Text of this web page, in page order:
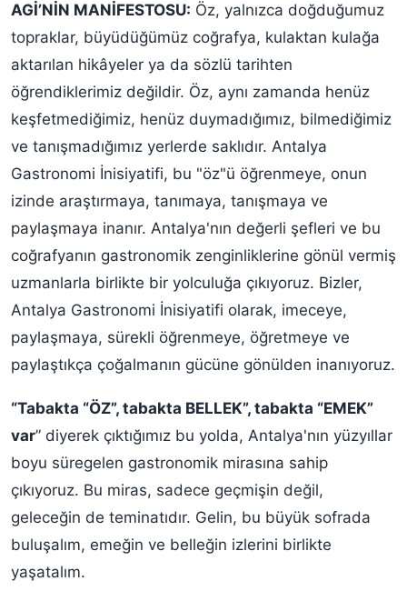
AGİ’NİN MANİFESTOSU: Öz, yalnızca doğduğumuz
topraklar, büyüdüğümüz coğrafya, kulaktan kulağa
aktarılan hikâyeler ya da sözlü tarihten
öğrendiklerimiz değildir. Öz, aynı zamanda henüz
keşfetmediğimiz, henüz duymadığımız, bilmediğimiz
ve tanışmadığımız yerlerde saklıdır. Antalya
Gastronomi İnisiyatifi, bu "öz"ü öğrenmeye, onun
izinde araştırmaya, tanımaya, tanışmaya ve
paylaşmaya inanır. Antalya'nın değerli şefleri ve bu
coğrafyanın gastronomik zenginliklerine gönül vermiş
uzmanlarla birlikte bir yolculuğa çıkıyoruz. Bizler,
Antalya Gastronomi İnisiyatifi olarak, imeceye,
paylaşmaya, sürekli öğrenmeye, öğretmeye ve
paylaştıkça çoğalmanın gücüne gönülden inanıyoruz.
“Tabakta “ÖZ”, tabakta BELLEK”, tabakta “EMEK”
var” diyerek çıktığımız bu yolda, Antalya'nın yüzyıllar
boyu süregelen gastronomik mirasına sahip
çıkıyoruz. Bu miras, sadece geçmişin değil,
geleceğin de teminatıdır. Gelin, bu büyük sofrada
buluşalım, emeğin ve belleğin izlerini birlikte
yaşatalım.